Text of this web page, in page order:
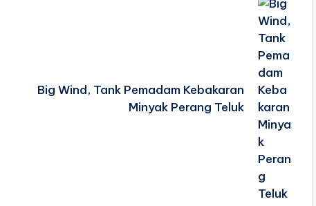
Big Wind, Tank Pemadam Kebakaran
Minyak Perang Teluk